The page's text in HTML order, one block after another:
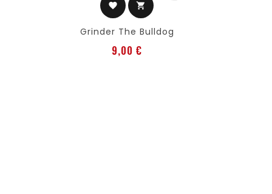
favorite shopping_cart
Grinder The Bulldog
9,00 €